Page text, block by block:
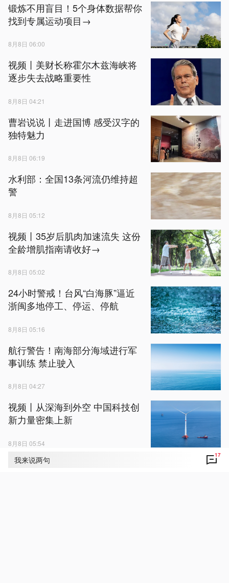
我来说两句 17
锻炼不用盲目！5个身体数据帮你
找到专属运动项目→
8月8日 06:00
视频丨美财长称霍尔木兹海峡将
逐步失去战略重要性
8月8日 04:21
曹岩说说丨走进国博 感受汉字的
独特魅力
8月8日 06:19
水利部：全国13条河流仍维持超
警
8月8日 05:12
视频丨35岁后肌肉加速流失 这份
全龄增肌指南请收好→
8月8日 05:02
24小时警戒！台风“白海豚”逼近
浙闽多地停工、停运、停航
8月8日 05:16
航行警告！南海部分海域进行军
事训练 禁止驶入
8月8日 04:27
视频丨从深海到外空 中国科技创
新力量密集上新
8月8日 05:54
美国阿拉斯加州发生5.2级地震 震